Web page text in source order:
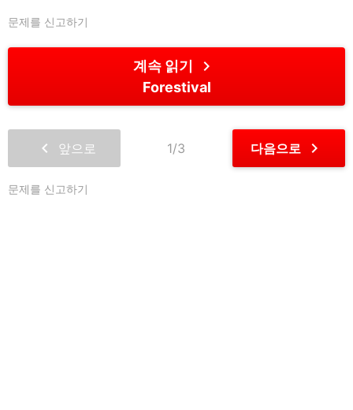
문제를 신고하기
계속 읽기 chevron_right
Forestival
chevron_left 앞으로 1/3 다음으로 chevron_right
문제를 신고하기